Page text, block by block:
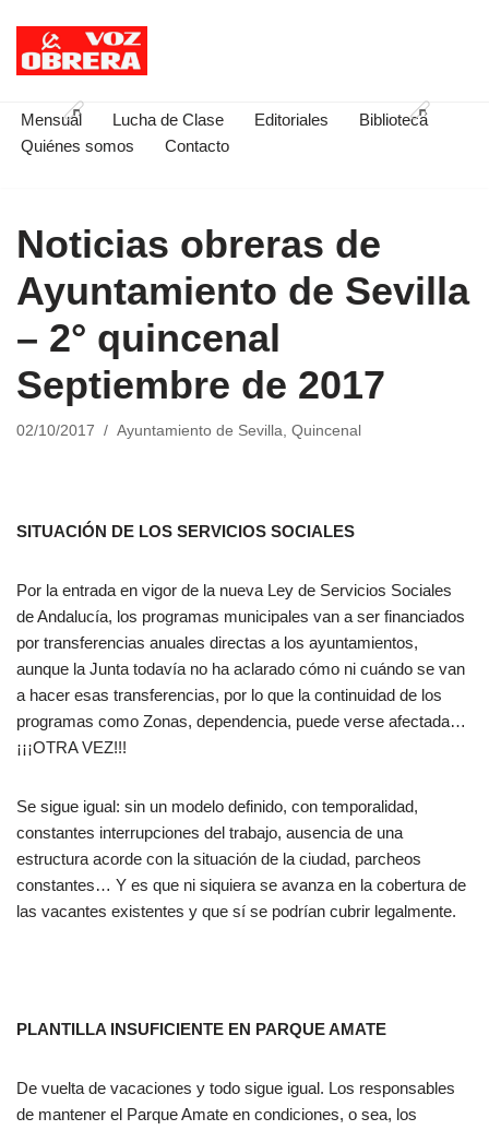
Saltar
contenido
Mensual Lucha de Clase Editoriales
Biblioteca
Quiénes somos
Contacto
Noticias obreras de
Ayuntamiento de Sevilla
– 2° quincenal
Septiembre de 2017
02/10/2017 Ayuntamiento de Sevilla, Quincenal
SITUACIÓN DE LOS SERVICIOS SOCIALES
Por la entrada en vigor de la nueva Ley de Servicios Sociales
de Andalucía, los programas municipales van a ser financiados
por transferencias anuales directas a los ayuntamientos,
aunque la Junta todavía no ha aclarado cómo ni cuándo se van
a hacer esas transferencias, por lo que la continuidad de los
programas como Zonas, dependencia, puede verse afectada…
¡¡¡OTRA VEZ!!!
Se sigue igual: sin un modelo definido, con temporalidad,
constantes interrupciones del trabajo, ausencia de una
estructura acorde con la situación de la ciudad, parcheos
constantes… Y es que ni siquiera se avanza en la cobertura de
las vacantes existentes y que sí se podrían cubrir legalmente.
PLANTILLA INSUFICIENTE EN PARQUE AMATE
De vuelta de vacaciones y todo sigue igual. Los responsables
de mantener el Parque Amate en condiciones, o sea, los